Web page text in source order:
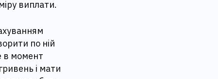
виплати.
по ній
в момент
і мати